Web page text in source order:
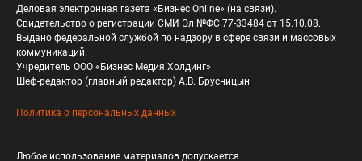
Деловая электронная газета «Бизнес Online» (на связи).
Свидетельство о регистрации СМИ Эл №ФС 77-33484 от 15.10.08.
Выдано федеральной службой по надзору в сфере связи и массовых
коммуникаций.
Учредитель ООО «Бизнес Медия Холдинг»
Шеф-редактор (главный редактор) А.В. Брусницын
Политика о персональных данных
Любое использование материалов допускается